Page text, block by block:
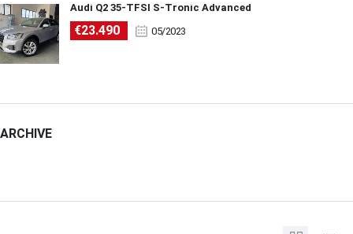
Audi Q2 35-TFSI S-Tronic Advanced
€23.490 05/2023
ARCHIVE